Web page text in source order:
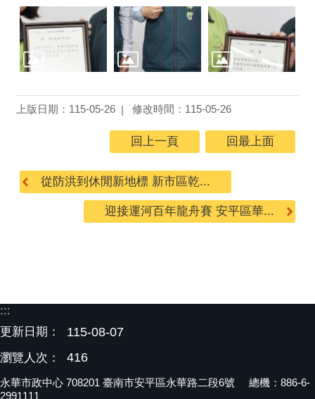
上版日期：115-05-26 修改時間：115-05-26
回上一頁 回最上面
從防洪到休閒新地標 新市區乾...
迎接運河百年龍舟賽 安平區華...
:::
更新日期：
115-08-07
瀏覽人次： 416
永華市政中心 708201 臺南市安平區永華路二段6號 總機：886-6-
2991111